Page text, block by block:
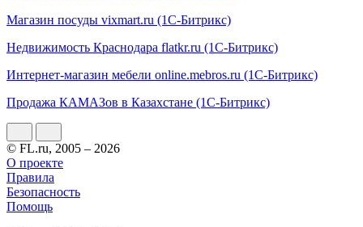
Магазин посуды vixmart.ru (1С-Битрикс)
Недвижимость Краснодара flatkr.ru (1C-Битрикс)
Интернет-магазин мебели online.mebros.ru (1С-Битрикс)
Продажа КАМАЗов в Казахстане (1С-Битрикс)
© FL.ru, 2005 – 2026
О проекте
Правила
Безопасность
Помощь